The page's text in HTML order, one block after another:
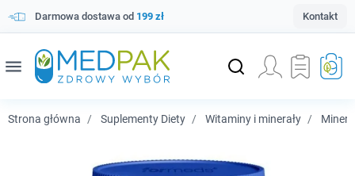
Darmowa dostawa od 199 zł Kontakt
menu
Strona główna Suplementy Diety Witaminy i minerały